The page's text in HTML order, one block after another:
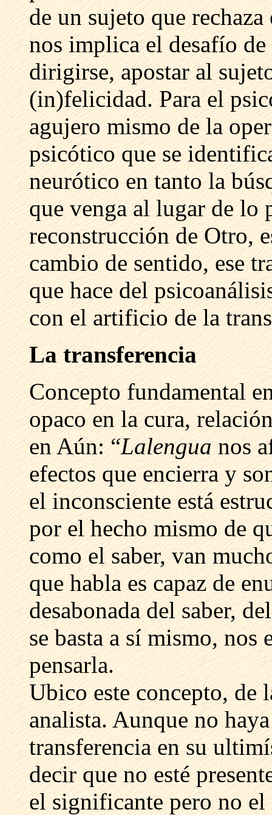
de un sujeto que
nos implica el desafío
dirigirse, apostar al
(in)felicidad. Para el
agujero mismo de la
psicótico que se
neurótico en tanto la
que venga al lugar de lo
reconstrucción de Otro,
cambio de sentido, ese
que hace del
con el artificio de la
La transferencia
Concepto fundamental
opaco en la cura,
en Aún: “Lalenguanos
efectos que encierra y
el inconsciente está
por el hecho mismo de
como el saber, van
que habla es capaz de
desabonada del saber,
se basta a sí mismo, nos
pensarla.
Ubico este concepto, de
analista. Aunque no
transferencia en su
decir que no esté
el significante pero no